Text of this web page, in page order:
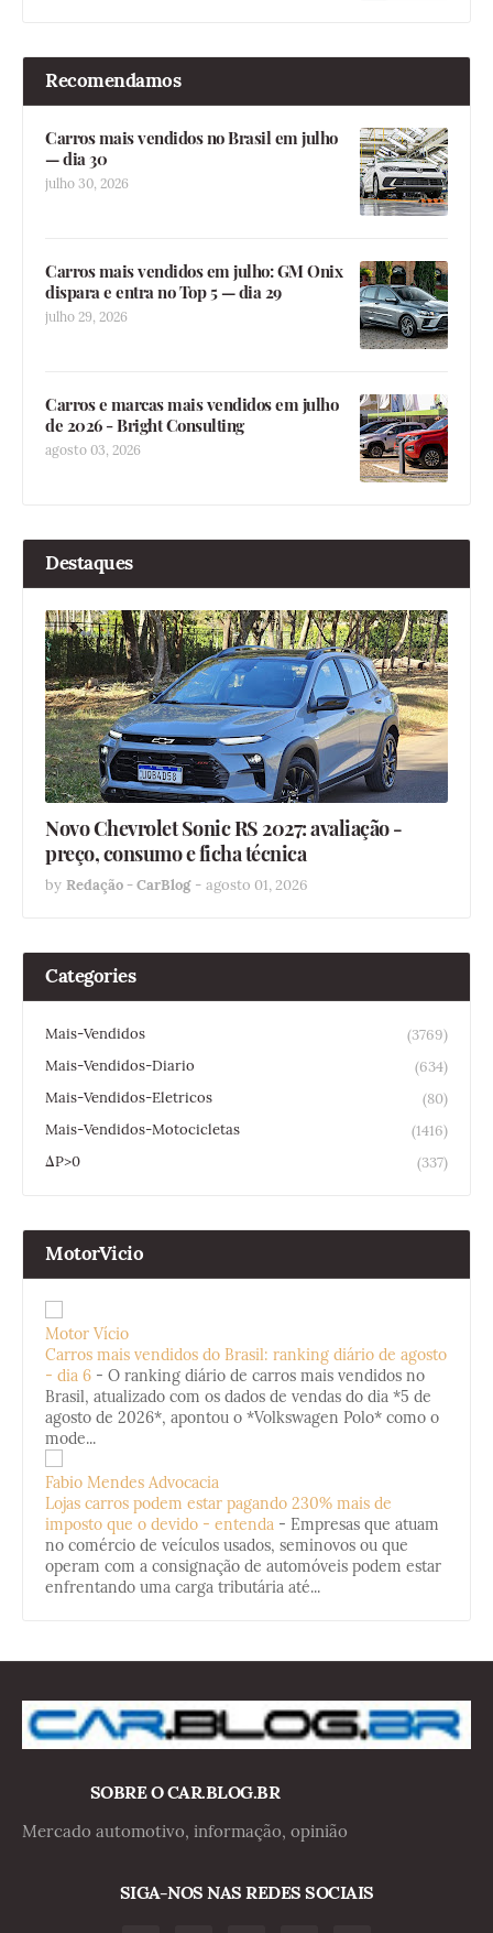
Recomendamos
Carros mais vendidos no Brasil em julho
— dia 30
julho 30, 2026
Carros mais vendidos em julho: GM Onix
dispara e entra no Top 5 — dia 29
julho 29, 2026
Carros e marcas mais vendidos em julho
de 2026 - Bright Consulting
agosto 03, 2026
Destaques
Novo Chevrolet Sonic RS 2027: avaliação -
preço, consumo e ficha técnica
by Redação - CarBlog - agosto 01, 2026
Categories
Mais-Vendidos
(3769)
Mais-Vendidos-Diario
(634)
Mais-Vendidos-Eletricos
(80)
Mais-Vendidos-Motocicletas
(1416)
ΔP>0
(337)
MotorVicio
Motor Vício
Carros mais vendidos do Brasil: ranking diário de agosto
- dia 6 - O ranking diário de carros mais vendidos no
Brasil, atualizado com os dados de vendas do dia *5 de
agosto de 2026*, apontou o *Volkswagen Polo* como o
mode...
Fabio Mendes Advocacia
Lojas carros podem estar pagando 230% mais de
imposto que o devido - entenda - Empresas que atuam
no comércio de veículos usados, seminovos ou que
operam com a consignação de automóveis podem estar
enfrentando uma carga tributária até...
SOBRE O CAR.BLOG.BR
Mercado automotivo, informação, opinião
SIGA-NOS NAS REDES SOCIAIS